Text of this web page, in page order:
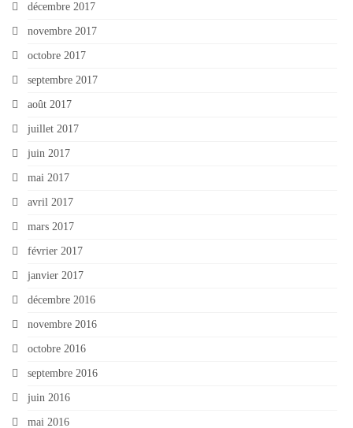
décembre 2017
novembre 2017
octobre 2017
septembre 2017
août 2017
juillet 2017
juin 2017
mai 2017
avril 2017
mars 2017
février 2017
janvier 2017
décembre 2016
novembre 2016
octobre 2016
septembre 2016
juin 2016
mai 2016